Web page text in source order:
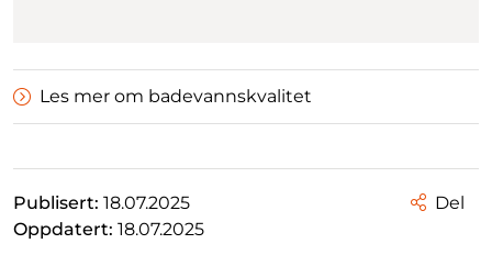
Les mer om badevannskvalitet
Publisert: 18.07.2025
Oppdatert: 18.07.2025
Del